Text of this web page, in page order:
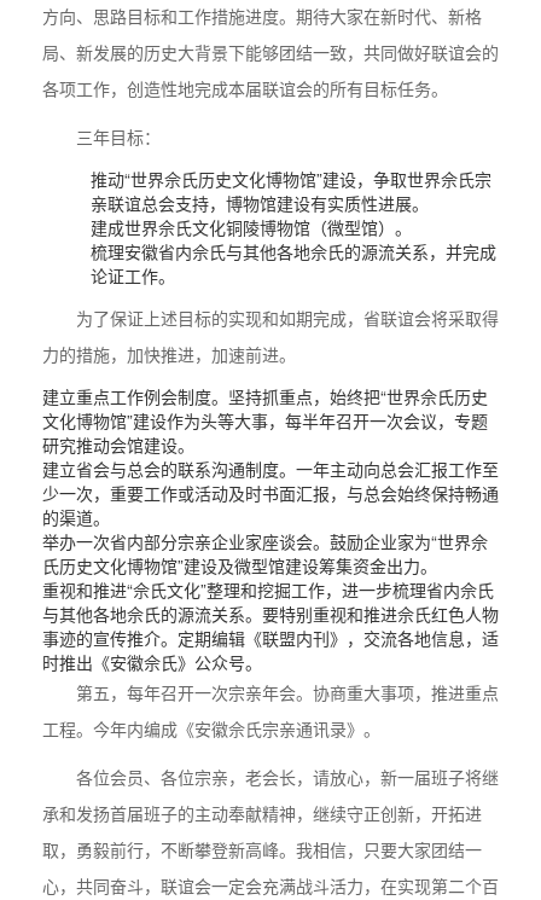
方向、思路目标和工作措施进度。期待大家在新时代、新格
局、新发展的历史大背景下能够团结一致，共同做好联谊会的
各项工作，创造性地完成本届联谊会的所有目标任务。
三年目标：
推动“世界佘氏历史文化博物馆”建设，争取世界佘氏宗
亲联谊总会支持，博物馆建设有实质性进展。
建成世界佘氏文化铜陵博物馆（微型馆）。
梳理安徽省内佘氏与其他各地佘氏的源流关系，并完成
论证工作。
为了保证上述目标的实现和如期完成，省联谊会将采取得
力的措施，加快推进，加速前进。
建立重点工作例会制度。坚持抓重点，始终把“世界佘氏历史
文化博物馆”建设作为头等大事，每半年召开一次会议，专题
研究推动会馆建设。
建立省会与总会的联系沟通制度。一年主动向总会汇报工作至
少一次，重要工作或活动及时书面汇报，与总会始终保持畅通
的渠道。
举办一次省内部分宗亲企业家座谈会。鼓励企业家为“世界佘
氏历史文化博物馆”建设及微型馆建设筹集资金出力。
重视和推进“佘氏文化”整理和挖掘工作，进一步梳理省内佘氏
与其他各地佘氏的源流关系。要特别重视和推进佘氏红色人物
事迹的宣传推介。定期编辑《联盟内刊》，交流各地信息，适
时推出《安徽佘氏》公众号。
第五，每年召开一次宗亲年会。协商重大事项，推进重点
工程。今年内编成《安徽佘氏宗亲通讯录》。
各位会员、各位宗亲，老会长，请放心，新一届班子将继
承和发扬首届班子的主动奉献精神，继续守正创新，开拓进
取，勇毅前行，不断攀登新高峰。我相信，只要大家团结一
心，共同奋斗，联谊会一定会充满战斗活力，在实现第二个百